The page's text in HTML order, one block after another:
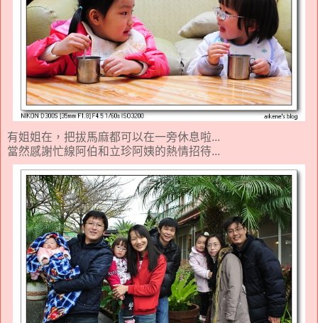
有姐姐在，把拔馬麻都可以在一旁休息啦...
當然感謝忙線阿伯和立珍阿姨的熱情招待...